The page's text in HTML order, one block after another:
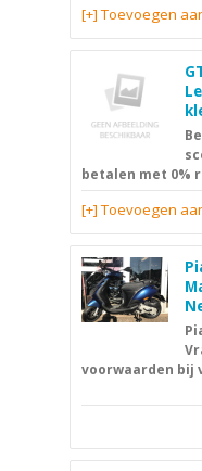
[+] Toevoegen
betalen met 0%
[+] Toevoegen
voorwaarden bij